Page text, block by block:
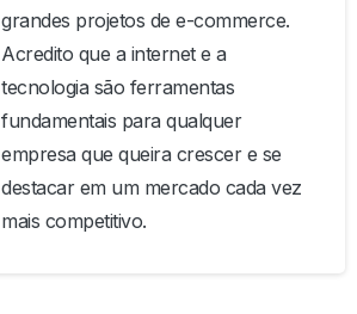
grandes projetos de e-commerce.
Acredito que a internet e a
tecnologia são ferramentas
fundamentais para qualquer
empresa que queira crescer e se
destacar em um mercado cada vez
mais competitivo.